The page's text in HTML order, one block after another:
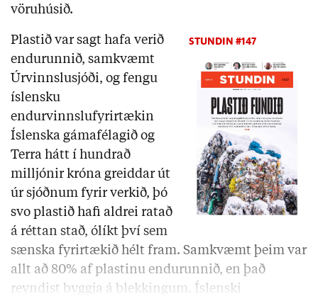
vöruhúsið.
STUNDIN #147
Plastið var sagt hafa verið
endurunnið, samkvæmt
Úrvinnslusjóði, og fengu
íslensku
endurvinnslufyrirtækin
Íslenska gámafélagið og
Terra hátt í hundrað
milljónir króna greiddar út
úr sjóðnum fyrir verkið, þó
svo plastið hafi aldrei ratað
á réttan stað, ólíkt því sem
sænska fyrirtækið hélt fram. Samkvæmt þeim var
allt að 80% af plastinu endurunnið, en það
reyndist byggja á blekkingum. Íslenski